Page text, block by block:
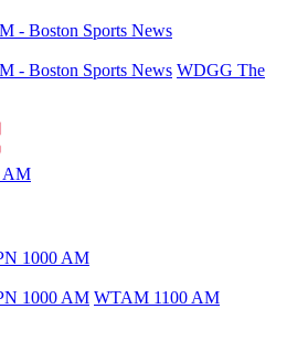
- Boston Sports News
- Boston Sports News WDGG The
AM
1000 AM
1000 AM WTAM 1100 AM